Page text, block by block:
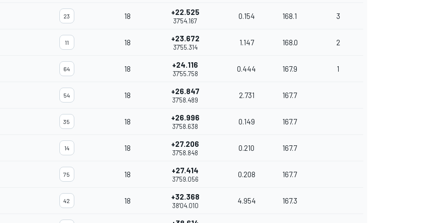
23 18 +22.525
37'54.167
0.154 168.1 3
11 18 +23.672
37'55.314
1.147 168.0 2
64 18 +24.116
37'55.758
0.444 167.9 1
54 18 +26.847
37'58.489
2.731 167.7
35 18 +26.996
37'58.638
0.149 167.7
14 18 +27.206
37'58.848
0.210 167.7
75 18 +27.414
37'59.056
0.208 167.7
42 18 +32.368
38'04.010
4.954 167.3